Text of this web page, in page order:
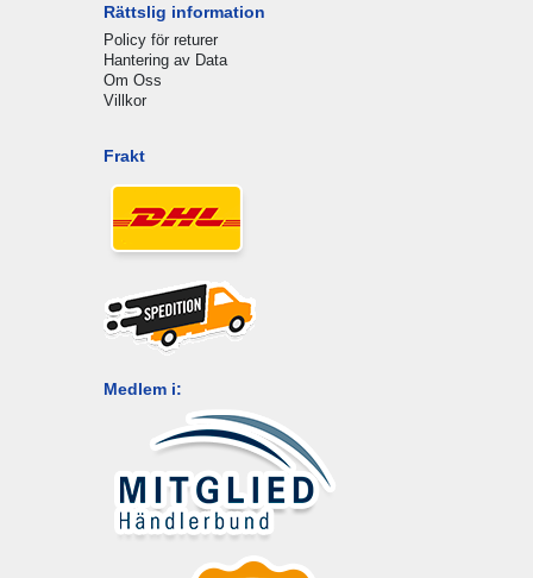
Rättslig information
Policy för returer
Hantering av Data
Om Oss
Villkor
Frakt
Medlem i: